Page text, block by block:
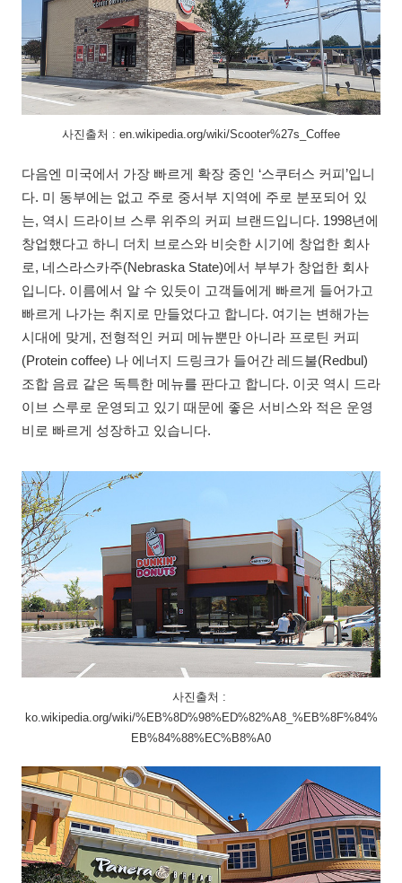
사진출처 : en.wikipedia.org/wiki/Scooter%27s_Coffee
다음엔 미국에서 가장 빠르게 확장 중인 ‘스쿠터스 커피’입니
다. 미 동부에는 없고 주로 중서부 지역에 주로 분포되어 있
는, 역시 드라이브 스루 위주의 커피 브랜드입니다. 1998년에
창업했다고 하니 더치 브로스와 비슷한 시기에 창업한 회사
로, 네스라스카주(Nebraska State)에서 부부가 창업한 회사
입니다. 이름에서 알 수 있듯이 고객들에게 빠르게 들어가고
빠르게 나가는 취지로 만들었다고 합니다. 여기는 변해가는
시대에 맞게, 전형적인 커피 메뉴뿐만 아니라 프로틴 커피
(Protein coffee) 나 에너지 드링크가 들어간 레드불(Redbul)
조합 음료 같은 독특한 메뉴를 판다고 합니다. 이곳 역시 드라
이브 스루로 운영되고 있기 때문에 좋은 서비스와 적은 운영
비로 빠르게 성장하고 있습니다.
사진출처 :
ko.wikipedia.org/wiki/%EB%8D%98%ED%82%A8_%EB%8F%84%
EB%84%88%EC%B8%A0